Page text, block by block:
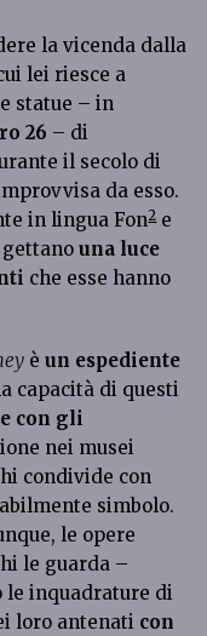
la vicenda dalla
lei riesce a
statue – in
26 – di
il secolo di
da esso.
in lingua Fon2e
gettanouna luce
che esse hanno
èun espediente
capacità di questi
con gli
nei musei
condivide con
simbolo.
le opere
le guarda –
le inquadrature di
loro antenati con